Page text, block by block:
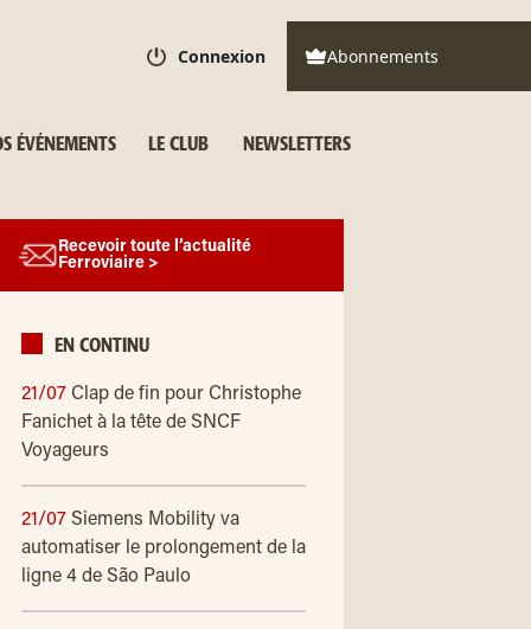
Connexion Abonnements
ÉVÉNEMENTS LE CLUB NEWSLETTERS
Recevoir toute l’actualité
Ferroviaire >
EN CONTINU
21/07 Clap de fin pour Christophe
Fanichet à la tête de SNCF
Voyageurs
21/07 Siemens Mobility va
automatiser le prolongement de la
ligne 4 de São Paulo